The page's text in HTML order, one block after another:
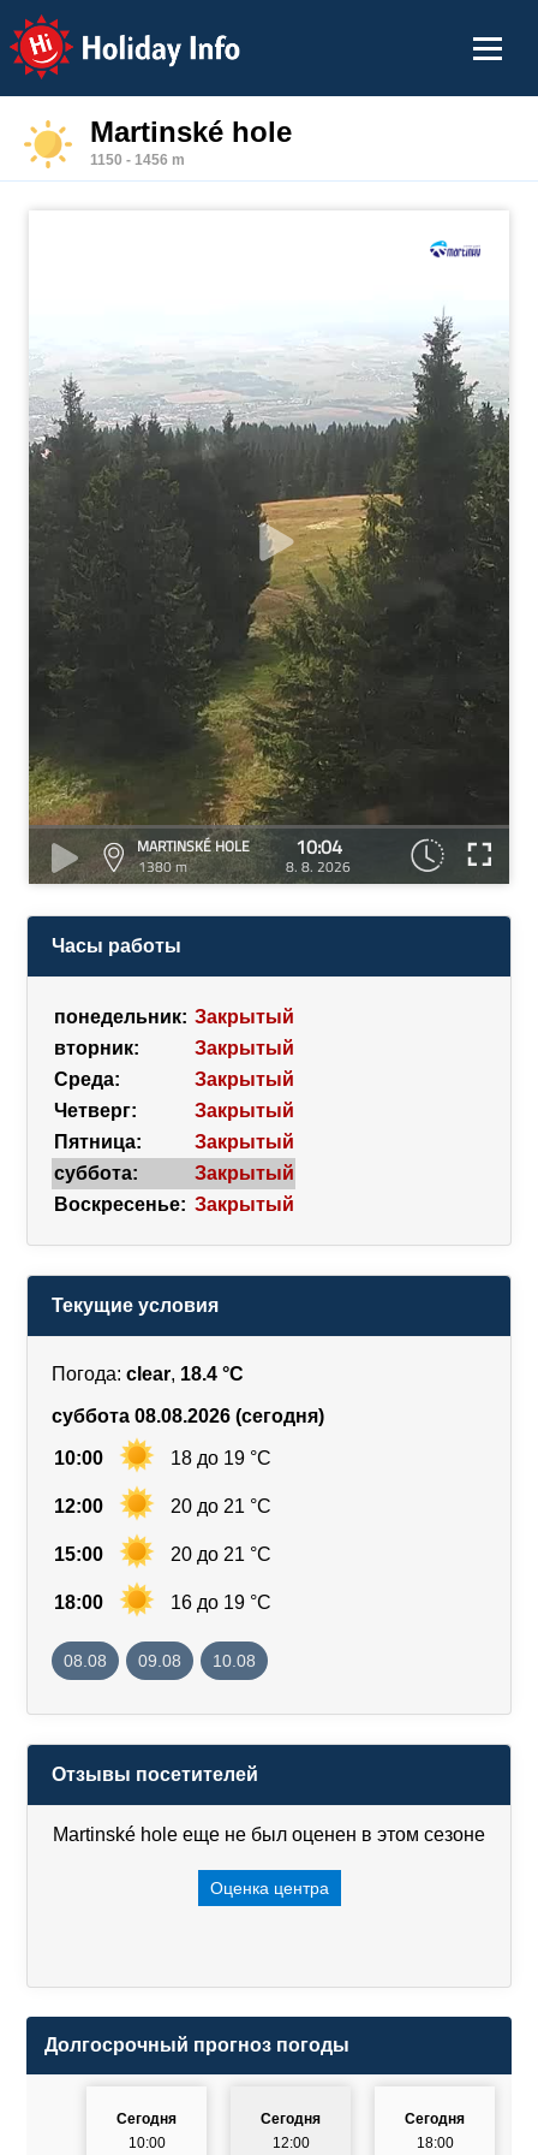
Holiday Info
Martinské hole
1150 - 1456 m
MARTINSKÉ HOLE
1380 m
10:04
8. 8. 2026
Часы работы
понедельник: Закрытый
вторник:
Закрытый
Среда:
Закрытый
Четверг:
Закрытый
Пятница:
Закрытый
суббота:
Закрытый
Воскресенье: Закрытый
Текущие условия
Погода: clear, 18.4 °C
суббота 08.08.2026 (сегодня)
10:00 18 до 19 °C
12:00 20 до 21 °C
15:00 20 до 21 °C
18:00 16 до 19 °C
08.08 09.08 10.08
Отзывы посетителей
Martinské hole еще не был оценен в этом сезоне
Оценка центра
Долгосрочный прогноз погоды
Сегодня
10:00
Сегодня
12:00
Сегодня
18:00